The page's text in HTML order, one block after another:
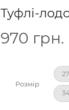
Туфлі-
970 грн.
Розмір